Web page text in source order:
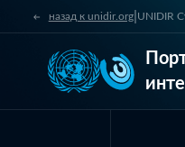
назад к unidir.org| UNIDIR